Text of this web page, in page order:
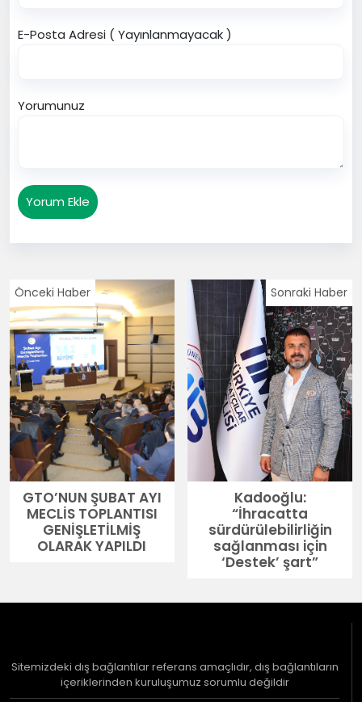
E-Posta Adresi ( Yayınlanmayacak )
Yorumunuz
Yorum Ekle
Önceki Haber
GTO’NUN ŞUBAT AYI
MECLİS TOPLANTISI
GENİŞLETİLMİŞ
OLARAK YAPILDI
Sonraki Haber
Kadooğlu:
“İhracatta
sürdürülebilirliğin
sağlanması için
‘Destek’ şart”
Sitemizdeki dış bağlantılar referans amaçlıdır, dış bağlantıların
içeriklerinden kuruluşumuz sorumlu değildir